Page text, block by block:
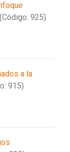
(Código: 925)
a la
915)